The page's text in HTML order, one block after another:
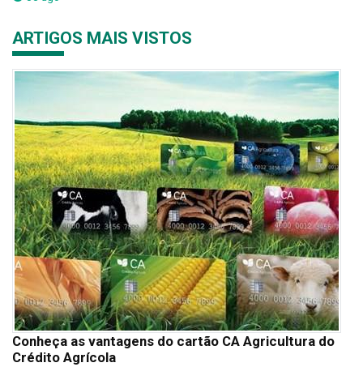
ARTIGOS MAIS VISTOS
Conheça as vantagens do cartão CA Agricultura do
Crédito Agrícola